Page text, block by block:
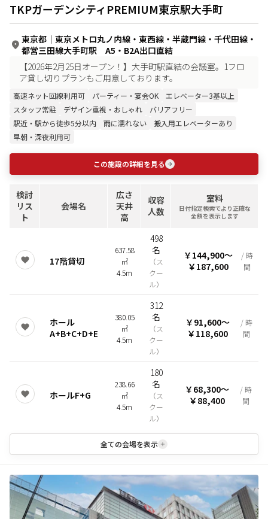
TKPガーデンシティPREMIUM東京駅大手町
東京都 ｜ 東京メトロ丸ノ内線・東西線・半蔵門線・千代田線・
都営三田線大手町駅 A5・B2A出口直結
【2026年2月25日オープン！】大手町駅直結の会議室。1フロ
ア貸し切りプランもご用意しております。
高速ネット回線利用可 パーティー・宴会OK
エレベーター3基以上
スタッフ常駐
デザイン重視・おしゃれ
バリアフリー
駅近・駅から徒歩5分以内
雨に濡れない
搬入用エレベーターあり
早朝・深夜利用可
この施設の詳細を見る
検討
リス
ト
会場名
広さ
天井
高
収容
人数
室料
日付指定検索でより正確な
金額を表示します
17階貸切
637.58
㎡
4.5m
498
名
（ス
クー
ル）
￥144,900〜
￥187,600
/ 時
間
ホール
A+B+C+D+E
380.05
㎡
4.5m
312
名
（ス
クー
ル）
￥91,600〜
￥118,600
/ 時
間
ホールF+G
238.66
㎡
4.5m
180
名
（ス
クー
ル）
￥68,300〜
￥88,400
/ 時
間
全ての会場を表示